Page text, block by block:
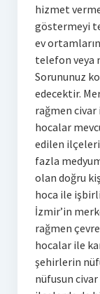
hizmet
göstermeyi
ev
telefon veya
Sorununuz
edecektir.
rağmen civar
hocalar
edilen
fazla
olan doğru
hoca ile
İzmir’in
rağmen
hocalar ile
şehirlerin
nüfusun